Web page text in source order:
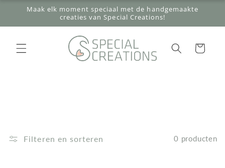
naar de
Maak elk moment speciaal met de handgemaakte
creaties van Special Creations!
Winkelwagen
Filteren en sorteren 0 producten